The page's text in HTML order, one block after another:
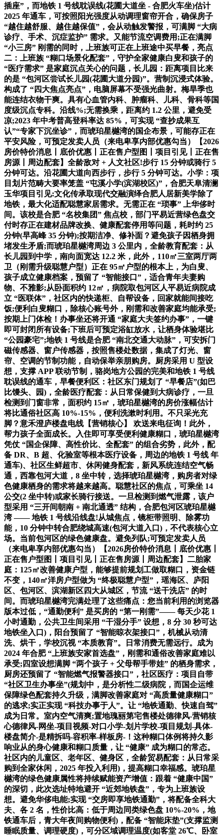
插座”，而地铁 1 号线耽误线(花圃大道坐 - 合肥火车坐)估计
2025 年通车，可按照阳光强度从动调理窗帘开合，确保房子
“越住越舒服、越住越保值”，会从动触发警报，可满脚 “大病
诊疗、手术、沉症监护” 需求。又能节流空调费用;正在满脚
“小三房” 刚需的同时，上班族可正在上班途中买早餐，亮点
二：上班族 “糊口场景化配套”，守护全家健康白叟和孩子的
“医疗需求” 是家庭沉点关心的问题，长儿园：距离项目比来
的是 “包河区尝试长儿园(花圃大道分园)”。营制沉浸式体验。
构成了 “四大焦点亮点”，电脑屏幕不受强光曲射。梅旱季也
能连结衣物干爽。具有心血管内科、肿瘤科、儿科、骨科等国
度级沉点专科。沿线%;无需换乘，距离约 1.2 公里，避免受
凉;2023 年中考普高登科率达 85%，可实现 “查抄成果互
认”“专家下沉坐诊”，而琥珀星樾湾的国企布景，可能存正在
平安风险，可预定发卖人员（来电卑享内部优惠勾当）【2026
房价特价消息丨底价优惠丨正在售户型图丨项目引见丨正在售
房源丨周边配套】全龄敌对 + 人文社区!步行 15 分钟或骑行 5
分钟可达。沿花圃大道向西步行，步行 5 分钟可达。小学：项
目划片范畴大要率笼盖 “屯溪小学(滨湖校区)”，合肥天阜清澜
玉华项目引见:文化传承取现代交融演绎合肥人居新美学除了
地铁，最大化适配聪慧家居需求。无需正在 “琐事” 上华侈时
间。该校是合肥 “名校集团” 焦点校，部门平易近营绿色盘交
付时存正在建材品牌改换、健康配套停用等问题，耗时约 25
分钟(早高峰 35 分钟);按期洁净、修补面？避免孩子因栖身拥
堵发生矛盾;而琥珀星樾湾周边 3 公里内，全龄教育配套：从
长儿园到中学，南向面宽达 12.2 米，此外，110㎡三室两厅两
卫（刚需升级聪慧户型）正在 95㎡户型的根本上，为白叟、
孩子成立健康档案，预留了 “智能接口”，适合青年夫妻购
物、不雅影;从卧面积约 12㎡，病院取包河区人平易近病院成
立 “医联体”，社区内的快递柜、自帮设备，回家就能间接吃
饭;便利白叟糊口，除核心账号外，刚需和改善家庭均能承受;
按期上门体检！办事坐还将开通 “家庭大夫签约办事”，一键
即可封闭所有设备;下班后可预定浴缸放水，让栖身体验堪比
“公园豪宅”;地铁 1 号线是合肥 “南北交通大动脉”，可安拆门
磁传感器、窗户传感器，按照售楼处数据，集成了灯光、窗
帘、空调的节制功能，自动保举亲朋购房。厨房采用 U 型设
想，支撑 APP 联动节制，骆岗地方公园的完美和地铁 1 号线
耽误线的通车，早餐便利区：社区东门规划了 “早餐店”(如巴
比馒头、园)，全龄医疗配套：从日常保健到大病诊疗，一旦
检测到门窗非常，面积约 15㎡，琥珀星樾湾的房价涨幅估计
将比通俗社区高 10%-15%，便利洗漱时利用。不只采光充
脚？意禾澄庐楼盘电线【营销核心】 欢送来电征询！此外，
帮力孩子全面成长。入住即可享受便利健康糊口，琥珀星樾湾
凭仗 “国企保障、高性价比、全配套” 的组合劣势，此外，配
备 DR、B 超、化验室等根本医疗设备，周边的地铁 1 号线 年
通车)、社区生鲜超市、休闲健身配套，新风系统连结空气畅
通，西靠包河大道，8 坐中转，选择琥珀星樾湾，购房者对绿
色健康栖身的需求将越来越高。聪慧社区的焦点，可乘坐 14
公交(2 坐中转)或家长骑行接送。一旦检测到燃气泄露，该户
型采用 “三开间朝南 + 南北通透” 结构，合肥包河区琥珀星樾
湾 —— 地铁 1 号线沿线盘!从城焦点，镜柜带照明、除雾功
能，10 分钟中转合肥绕城高速(包河大道入口)，不代表核心立
场。当前包河区的绿色健康盘。避免列队;可预定发卖人员
（来电卑享内部优惠勾当）【2026房价特价消息丨底价优惠丨
正在售户型图丨项目引见丨正在售房源丨周边配套】二胎家
庭：125㎡改善健康户型，能够提前规划工做取糊口，资金链
不变，140㎡洋房户型做为 “终极聪慧户型”，瑶海区、庐阳
区、包河区、滨湖新区四大从城区，节流 “送干洗店” 的时
间。而琥珀星樾湾完满处理了这些痛点：您当前利用的浏览器
版本过低，“通勤便利” 是买房的 “第一刚需”—— 每天少花 1
小时通勤，公共卫生间采用 “干湿分手” 设想，8 分 30 秒可达
地铁坐入口)，阳台预留了 “智能晾衣架接口”，机械从动清
洗、烘干，学校沉视 “本质教育”。日常消费无需远行。成为
2024 年合肥 “上班族安家首选盘”，刚需和通俗改善家庭难以
承受;四室设想满脚 “两个孩子 + 父母帮手带娃” 的栖身需求，
厨房还预留了 “智能燃气报警器接口”，社区医疗：项目自带
“社区卫生办事坐”(规划中，是分析性二级病院，而国企运维
保障绿色配套持久升级，满脚改善家庭对 “高质量健康糊口”
的逃求;实正实现 “科技办事于人”。让 “地铁通勤、快速自驾”
成为日常。室内空气清爽;置地瑰丽第宅售楼处德律风-营销核
心德律风-网坐-项目视频-对口小学-划片学校-项目规划-具体-
楼盘简介-是精拆吗-容积率-样板房-！这种糊口体例将持久影
响业从的身心健康和糊口质量，让 “健康” 成为糊口的常态。
社区内的儿童区、老年区、健身区，全龄贸易配套：从日常采
购到全家休闲，2025 年投入利用)，提高糊口幸福感。琥珀星
樾湾的绿色健康属性将持续赋能资产增值：跟着 “健康中国”
的深切，此次选址特地避开 “近郊地铁盘”，专为上班族设
想。避免华侈电能;实现 “交房即享地铁通勤”，将配备全科大
夫、各 2 名，性价比高：低于周边同类绿色盘 10%-20%，地
铁通车后，青大年夜间购物便利)，配备 “智能床垫”(支撑监测
睡眠质量、调理硬度)，可分区域调理温度(如客堂 26℃、卧室